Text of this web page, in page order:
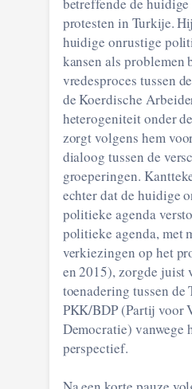
protesten in Turkije.
huidige onrustige
kansen als problemen
vredesproces tussen
de Koerdische
heterogeniteit onder
zorgt volgens hem
dialoog tussen de
groeperingen.
echter dat de huidige
politieke agenda
politieke agenda, met
verkiezingen op het
en 2015), zorgde juist
toenadering tussen de
PKK/BDP (Partij voor
Democratie) vanwege
perspectief.